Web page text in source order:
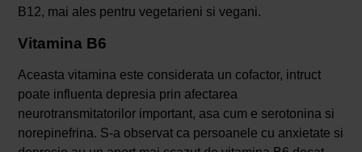
B12, mai ales pentru vegetarieni si vegani.
Vitamina B6
Aceasta vitamina este considerata un cofactor, intruct
poate influenta depresia prin afectarea
neurotransmitatorilor important, asa cum e serotonina si
norepinefrina. S-a observat ca persoanele cu anxietate si